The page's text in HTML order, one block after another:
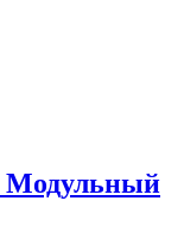
Модульный